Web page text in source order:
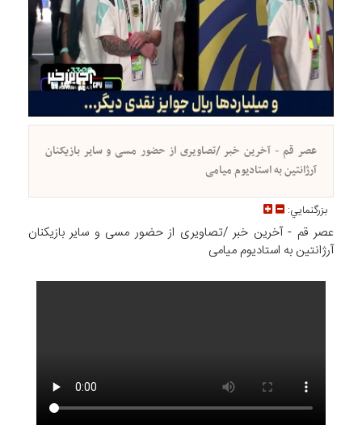
عصر قم - آخرین خبر /تصاویری از حضور مسی و سایر بازیکنان
آرژانتین به استادیوم میامی
بزرگنمايي:
عصر قم - آخرین خبر /تصاویری از حضور مسی و سایر بازیکنان
آرژانتین به استادیوم میامی